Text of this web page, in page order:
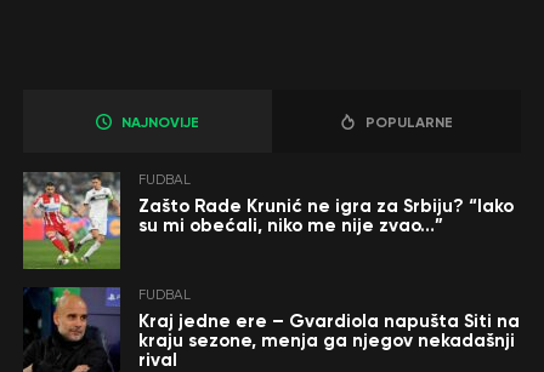
NAJNOVIJE POPULARNE
FUDBAL
Zašto Rade Krunić ne igra za Srbiju? “Iako
su mi obećali, niko me nije zvao…”
FUDBAL
Kraj jedne ere – Gvardiola napušta Siti na
kraju sezone, menja ga njegov nekadašnji
rival